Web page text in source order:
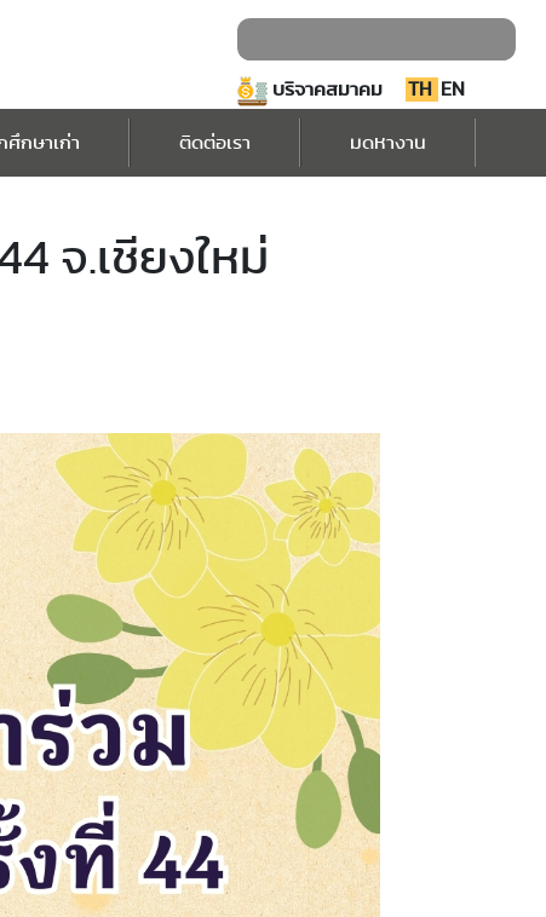
บริจาคสมาคม TH EN
ศึกษาเก่า ติดต่อเรา มดหางาน
จ.เชียงใหม่